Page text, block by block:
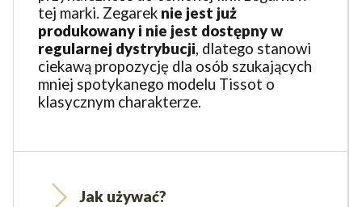
tej marki. Zegarek nie jest już
produkowany i nie jest dostępny w
regularnej dystrybucji, dlatego stanowi
ciekawą propozycję dla osób szukających
mniej spotykanego modelu Tissot o
klasycznym charakterze.
Jak używać?